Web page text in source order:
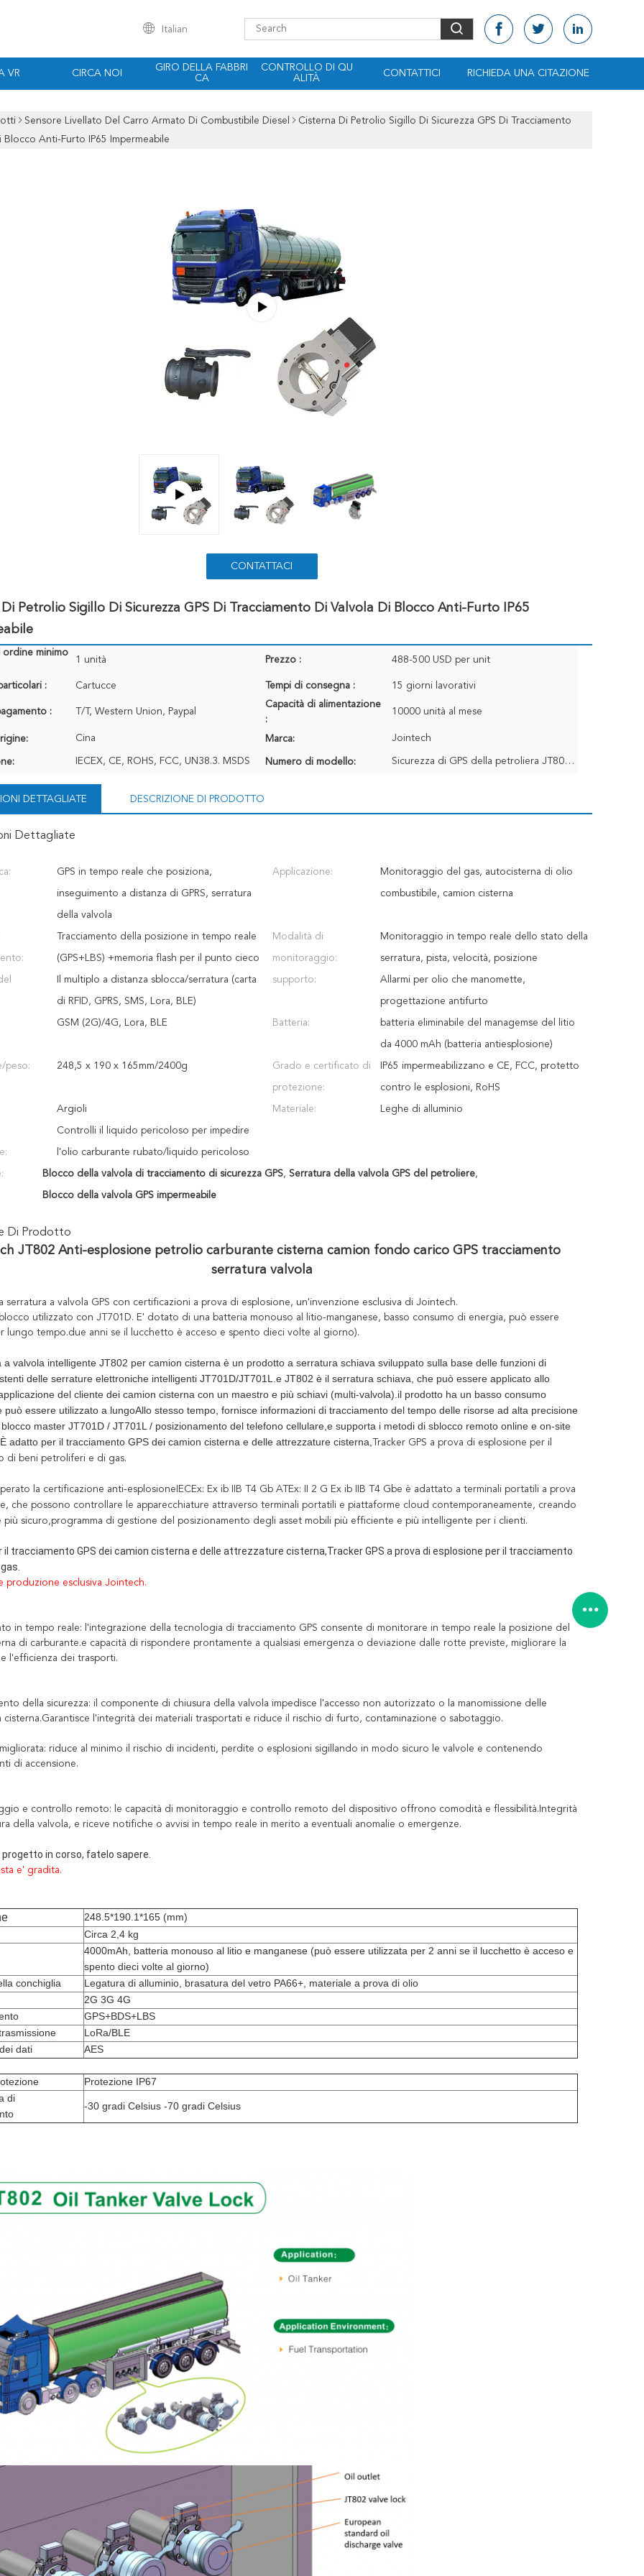
Italian
VR CIRCA NOI
GIRO DELLA FABBRI
CA
CONTROLLO DI QU
ALITÀ
CONTATTICI RICHIEDA UNA CITAZIONE
Sensore Livellato Del Carro Armato Di Combustibile Diesel
Cisterna Di Petrolio Sigillo Di Sicurezza GPS Di Tracciamento
Blocco Anti-Furto IP65 Impermeabile
CONTATTACI
Petrolio Sigillo Di Sicurezza GPS Di Tracciamento Di Valvola Di Blocco Anti-Furto IP65
ordine minimo
1 unità Prezzo : 488-500 USD per unit
: Cartucce Tempi di consegna : 15 giorni lavorativi
: T/T, Western Union, Paypal
Capacità di alimentazione
:
10000 unità al mese
Cina Marca: Jointech
IECEX, CE, ROHS, FCC, UN38.3. MSDS Numero di modello: Sicurezza di GPS della petroliera JT802 che segue la serratura antifurto della valvola della guarniz
DETTAGLIATE DESCRIZIONE DI PRODOTTO
Dettagliate
GPS in tempo reale che posiziona,
inseguimento a distanza di GPRS, serratura
della valvola
Applicazione: Monitoraggio del gas, autocisterna di olio
combustibile, camion cisterna
Tracciamento della posizione in tempo reale
(GPS+LBS) +memoria flash per il punto cieco
Modalità di
monitoraggio:
Monitoraggio in tempo reale dello stato della
serratura, pista, velocità, posizione
Il multiplo a distanza sblocca/serratura (carta
di RFID, GPRS, SMS, Lora, BLE)
supporto: Allarmi per olio che manomette,
progettazione antifurto
GSM (2G)/4G, Lora, BLE Batteria: batteria eliminabile del managemse del litio
da 4000 mAh (batteria antiesplosione)
peso: 248,5 x 190 x 165mm/2400g Grado e certificato di
protezione:
IP65 impermeabilizzano e CE, FCC, protetto
contro le esplosioni, RoHS
Argioli Materiale: Leghe di alluminio
Controlli il liquido pericoloso per impedire
l'olio carburante rubato/liquido pericoloso
Blocco della valvola di tracciamento di sicurezza GPS, Serratura della valvola GPS del petroliere,
Blocco della valvola GPS impermeabile
Di Prodotto
JT802 Anti-esplosione petrolio carburante cisterna camion fondo carico GPS tracciamento
serratura valvola
serratura a valvola GPS con certificazioni a prova di esplosione, un'invenzione esclusiva di Jointech.
utilizzato con JT701D. E' dotato di una batteria monouso al litio-manganese, basso consumo di energia, può essere
lungo tempo.due anni se il lucchetto è acceso e spento dieci volte al giorno).
a valvola intelligente JT802 per camion cisterna è un prodotto a serratura schiava sviluppato sulla base delle funzioni di
delle serrature elettroniche intelligenti JT701D/JT701L.e JT802 è il serratura schiava, che può essere applicato allo
del cliente dei camion cisterna con un maestro e più schiavi (multi-valvola).il prodotto ha un basso consumo
può essere utilizzato a lungoAllo stesso tempo, fornisce informazioni di tracciamento del tempo delle risorse ad alta precisione
master JT701D / JT701L / posizionamento del telefono cellulare,e supporta i metodi di sblocco remoto online e on-site
È adatto per il tracciamento GPS dei camion cisterna e delle attrezzature cisterna,
Tracker GPS a prova di esplosione per il
di beni petroliferi e di gas.
la certificazione anti-esplosione IECEx: Ex ib IIB T4 Gb ATEx: II 2 G Ex ib IIB T4 Gbe è adattato a terminali portatili a prova
che possono controllare le apparecchiature attraverso terminali portatili e piattaforme cloud contemporaneamente, creando
più sicuro,programma di gestione del posizionamento degli asset mobili più efficiente e più intelligente per i clienti.
il tracciamento GPS dei camion cisterna e delle attrezzature cisterna,Tracker GPS a prova di esplosione per il tracciamento
produzione esclusiva Jointech.
in tempo reale: l'integrazione della tecnologia di tracciamento GPS consente di monitorare in tempo reale la posizione del
di carburante.e capacità di rispondere prontamente a qualsiasi emergenza o deviazione dalle rotte previste, migliorare la
l'efficienza dei trasporti.
della sicurezza: il componente di chiusura della valvola impedisce l'accesso non autorizzato o la manomissione delle
cisterna.Garantisce l'integrità dei materiali trasportati e riduce il rischio di furto, contaminazione o sabotaggio.
migliorata: riduce al minimo il rischio di incidenti, perdite o esplosioni sigillando in modo sicuro le valvole e contenendo
di accensione.
e controllo remoto: le capacità di monitoraggio e controllo remoto del dispositivo offrono comodità e flessibilità.Integrità
della valvola, e riceve notifiche o avvisi in tempo reale in merito a eventuali anomalie o emergenze.
progetto in corso, fatelo sapere.
e' gradita.
248.5*190.1*165 (mm)
Circa 2,4 kg
4000mAh, batteria monouso al litio e manganese (può essere utilizzata per 2 anni se il lucchetto è acceso e
spento dieci volte al giorno)
conchiglia
Legatura di alluminio, brasatura del vetro PA66+, materiale a prova di olio
2G 3G 4G
GPS+BDS+LBS
LoRa/BLE
dati
AES
Protezione IP67
di
-30 gradi Celsius -70 gradi Celsius